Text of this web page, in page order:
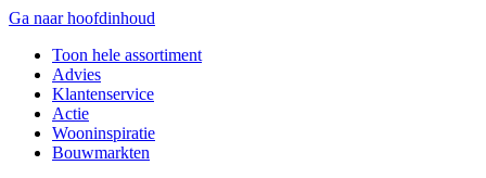
Ga naar hoofdinhoud
Toon hele assortiment
Advies
Klantenservice
Actie
Wooninspiratie
Bouwmarkten